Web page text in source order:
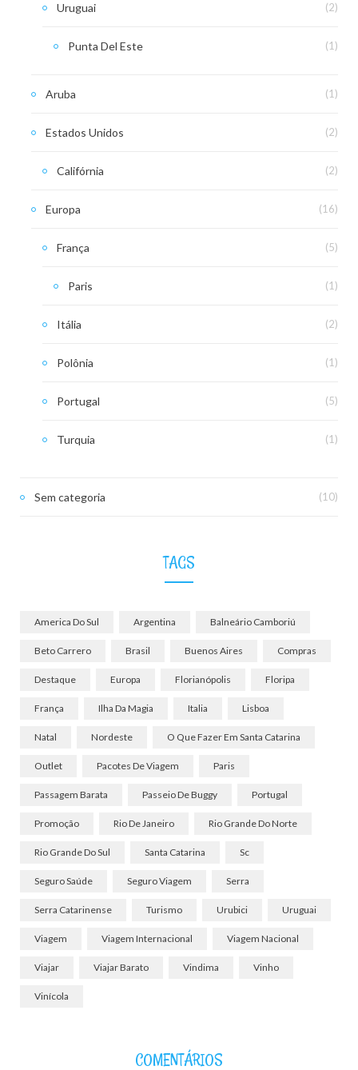
Uruguai (2)
Punta Del Este (1)
Aruba (1)
Estados Unidos (2)
Califórnia (2)
Europa (16)
França (5)
Paris (1)
Itália (2)
Polônia (1)
Portugal (5)
Turquia (1)
Sem categoria (10)
TAGS
America Do Sul Argentina Balneário Camboriú
Beto Carrero Brasil Buenos Aires Compras
Destaque Europa Florianópolis Floripa
França Ilha Da Magia Italia Lisboa
Natal Nordeste O Que Fazer Em Santa Catarina
Outlet Pacotes De Viagem Paris
Passagem Barata Passeio De Buggy Portugal
Promoção Rio De Janeiro Rio Grande Do Norte
Rio Grande Do Sul Santa Catarina Sc
Seguro Saúde Seguro Viagem Serra
Serra Catarinense Turismo Urubici Uruguai
Viagem Viagem Internacional Viagem Nacional
Viajar Viajar Barato Vindima Vinho
Vinícola
COMENTÁRIOS